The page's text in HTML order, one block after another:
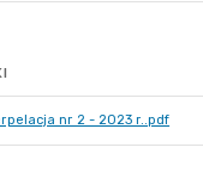
nr 2 - 2023 r..pdf